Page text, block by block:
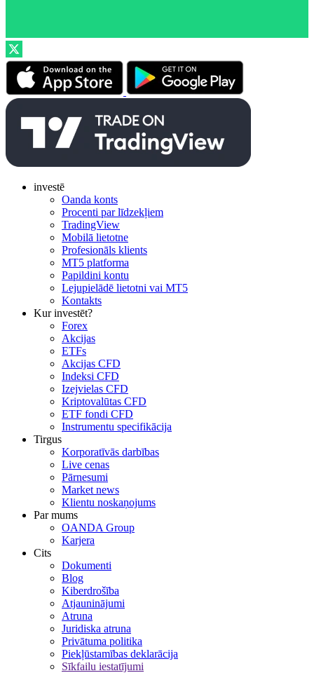
investē
Oanda konts
Procenti par līdzekļiem
TradingView
Mobilā lietotne
Profesionāls klients
MT5 platforma
Papildini kontu
Lejupielādē lietotni vai MT5
Kontakts
Kur investēt?
Forex
Akcijas
ETFs
Akcijas CFD
Indeksi CFD
Izejvielas CFD
Kriptovalūtas CFD
ETF fondi CFD
Instrumentu specifikācija
Tirgus
Korporatīvās darbības
Live cenas
Pārnesumi
Market news
Klientu noskaņojums
Par mums
OANDA Group
Karjera
Cits
Dokumenti
Blog
Kiberdrošība
Atjauninājumi
Atruna
Juridiska atruna
Privātuma politika
Piekļūstamības deklarācija
Sīkfailu iestatījumi